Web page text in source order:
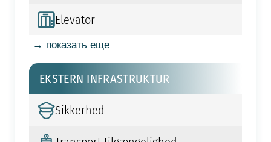
Elevator
→ показать еще
EKSTERN INFRASTRUKTUR
Sikkerhed